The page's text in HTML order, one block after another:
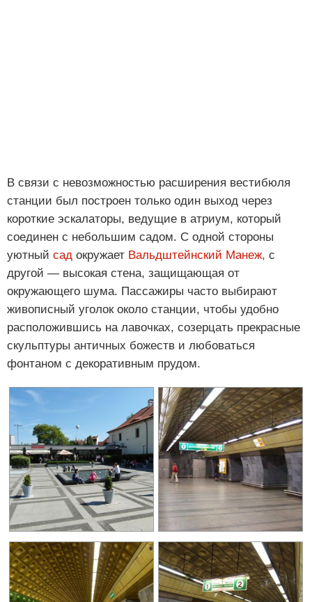
В связи с невозможностью расширения вестибюля
станции был построен только один выход через
короткие эскалаторы, ведущие в атриум, который
соединен с небольшим садом. С одной стороны
уютный сад окружает Вальдштейнский Манеж, с
другой — высокая стена, защищающая от
окружающего шума. Пассажиры часто выбирают
живописный уголок около станции, чтобы удобно
расположившись на лавочках, созерцать прекрасные
скульптуры античных божеств и любоваться
фонтаном с декоративным прудом.